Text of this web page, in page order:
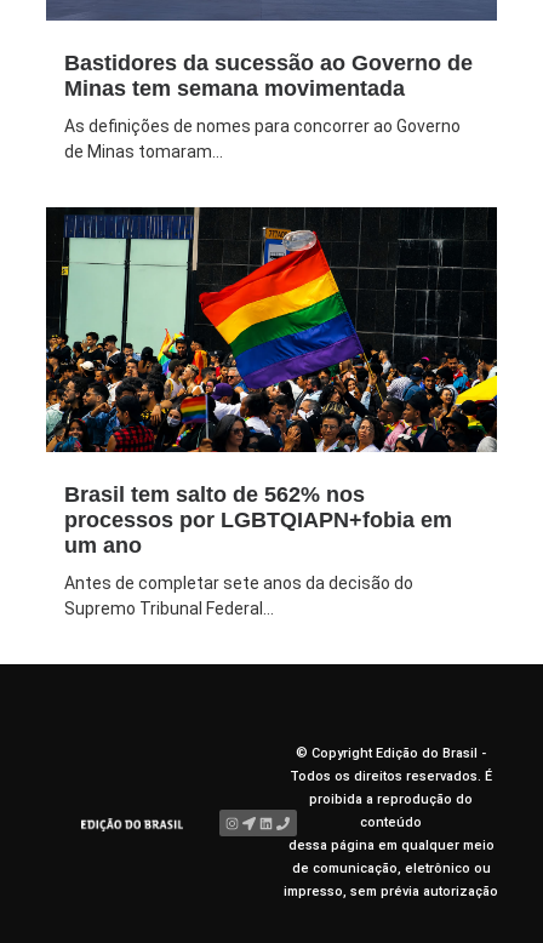
Bastidores da sucessão ao Governo de
Minas tem semana movimentada
As definições de nomes para concorrer ao Governo
de Minas tomaram...
Brasil tem salto de 562% nos
processos por LGBTQIAPN+fobia em
um ano
Antes de completar sete anos da decisão do
Supremo Tribunal Federal...
© Copyright Edição do Brasil -
Todos os direitos reservados. É
proibida a reprodução do
conteúdo
dessa página em qualquer meio
de comunicação, eletrônico ou
impresso, sem prévia autorização